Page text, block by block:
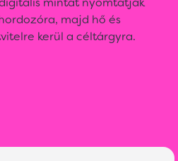
majd hő és
kerül a céltárgyra.